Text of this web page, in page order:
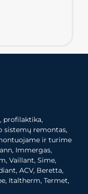
profilaktika,
sistemų remontas,
ir turime
Immergas,
Vaillant, Sime,
ACV, Beretta,
Italtherm, Termet,